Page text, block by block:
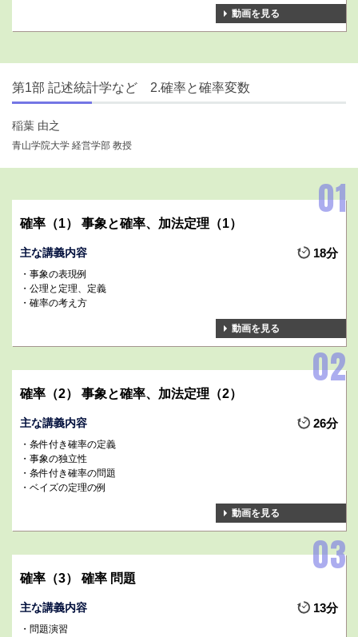
動画を見る
第1部 記述統計学など 2.確率と確率変数
稲葉 由之
青山学院大学 経営学部 教授
確率（1） 事象と確率、加法定理（1）
主な講義内容 18分
事象の表現例
公理と定理、定義
確率の考え方
動画を見る
確率（2） 事象と確率、加法定理（2）
主な講義内容 26分
条件付き確率の定義
事象の独立性
条件付き確率の問題
ベイズの定理の例
動画を見る
確率（3） 確率 問題
主な講義内容 13分
問題演習